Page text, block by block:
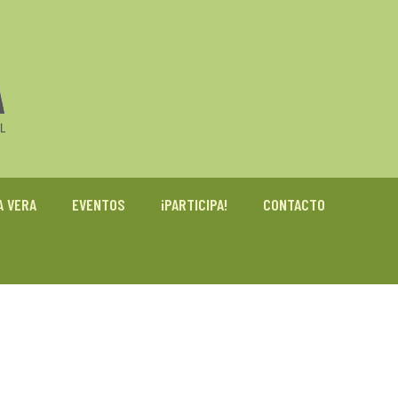
VERA EVENTOS ¡PARTICIPA! CONTACTO